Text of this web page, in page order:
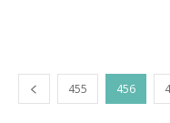
455 456